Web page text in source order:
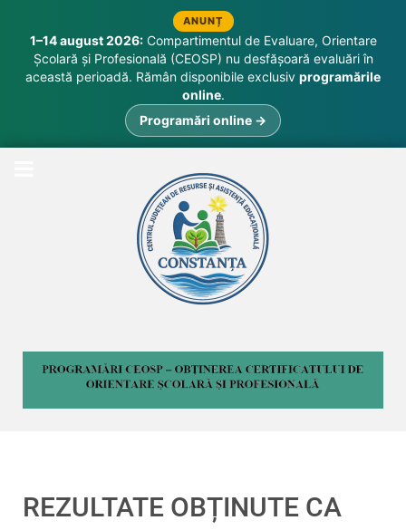
ANUNȚ
1–14 august 2026:Compartimentul de Evaluare, Orientare
Școlară și Profesională (CEOSP) nu desfășoară evaluări în
această perioadă. Rămân disponibile exclusiv programările
online.
Programări online →
REZULTATE OBȚINUTE CA